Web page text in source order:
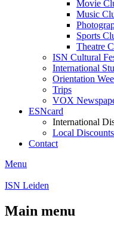
Movie
Music
Sports
Theatre
ISN Cultural
International
Orientation
Trips
VOX
ESNcard
International
Local Discounts
Contact
Menu
ISN Leiden
Main menu